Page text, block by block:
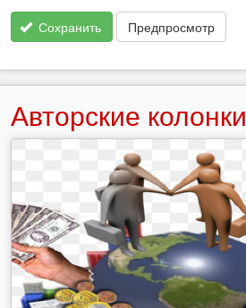
Сохранить Предпросмотр
Авторские колонки